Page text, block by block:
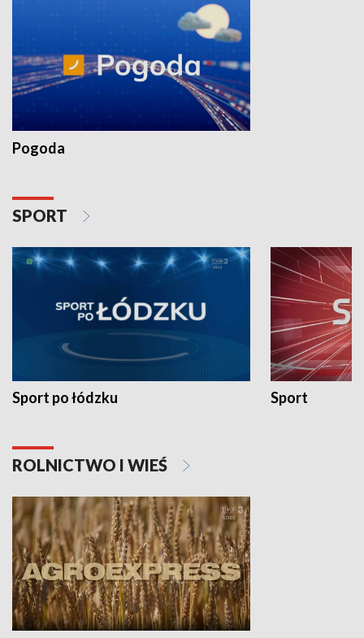
Pogoda
SPORT
Sport po łódzku Sport
ROLNICTWO I WIEŚ